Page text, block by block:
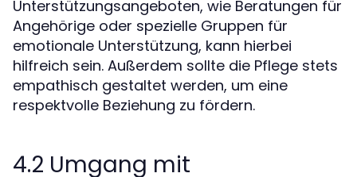
Unterstützungsangeboten, wie Beratungen für
Angehörige oder spezielle Gruppen für
emotionale Unterstützung, kann hierbei
hilfreich sein. Außerdem sollte die Pflege stets
empathisch gestaltet werden, um eine
respektvolle Beziehung zu fördern.
4.2 Umgang mit